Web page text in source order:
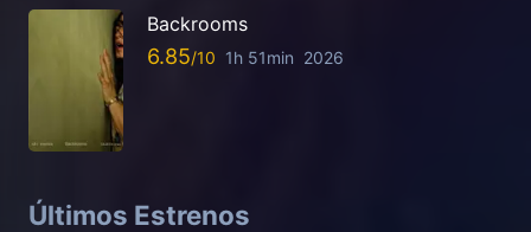
Backrooms
6.85 1h 51min 2026
Últimos Estrenos